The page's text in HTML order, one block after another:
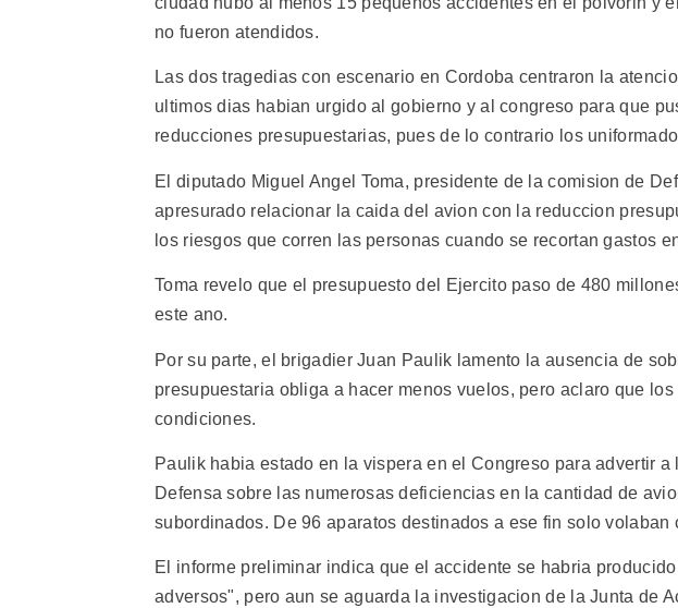
no fueron atendidos.
Las dos tragedias con escenario en Cordoba centraron la
ultimos dias habian urgido al gobierno y al congreso para que
reducciones presupuestarias, pues de lo contrario los
El diputado Miguel Angel Toma, presidente de la comision de
apresurado relacionar la caida del avion con la reduccion
los riesgos que corren las personas cuando se recortan gastos
Toma revelo que el presupuesto del Ejercito paso de 480
este ano.
Por su parte, el brigadier Juan Paulik lamento la ausencia de
presupuestaria obliga a hacer menos vuelos, pero aclaro que
condiciones.
Paulik habia estado en la vispera en el Congreso para advertir
Defensa sobre las numerosas deficiencias en la cantidad de
subordinados. De 96 aparatos destinados a ese fin solo volaban
El informe preliminar indica que el accidente se habria
adversos", pero aun se aguarda la investigacion de la Junta de